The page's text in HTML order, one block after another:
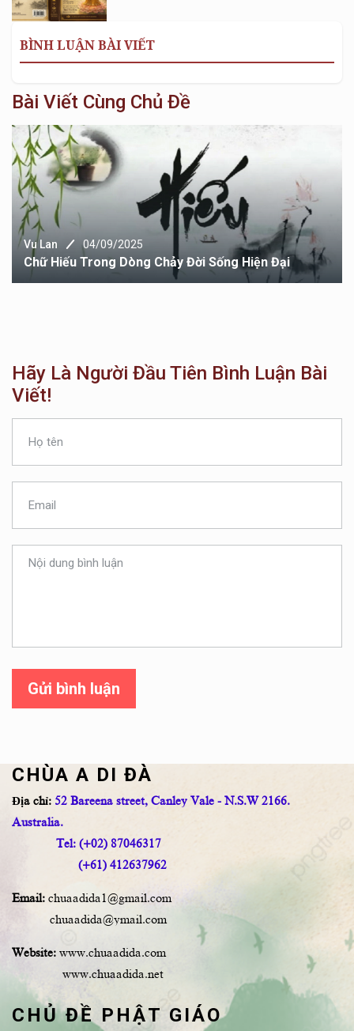
BÌNH LUẬN BÀI VIẾT
Bài Viết Cùng Chủ Đề
Vu Lan 04/09/2025
Chữ Hiếu Trong Dòng Chảy Đời Sống Hiện Đại
Hãy Là Người Đầu Tiên Bình Luận Bài
Viết!
Gửi bình luận
CHÙA A DI ĐÀ
Địa chỉ: 52 Bareena street, Canley Vale - N.S.W 2166.
Australia.
Tel: (+02) 87046317
(+61) 412637962
Email: chuaadida1@gmail.com
chuaadida@ymail.com
Website: www.chuaadida.com
www.chuaadida.net
CHỦ ĐỀ PHẬT GIÁO